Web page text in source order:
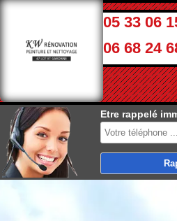
05 33 06
06 68 24
Etre rappelé